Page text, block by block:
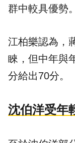
群中較具優勢。
江柏樂認為，
睞，但中年與
分給出70分。
沈伯洋受年